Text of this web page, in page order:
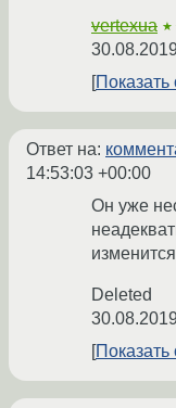
vertexua
Показать
Ответ на:
14:53:03 +00:00
Он уже
Deleted
Показать